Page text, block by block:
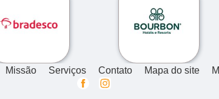
Missão Serviços Contato Mapa do site